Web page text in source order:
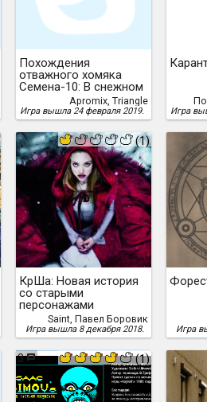
Похождения
отважного хомяка
Семена-10: В снежном
Apromix, Triangle
Игра вышла 24 февраля 2019. Игра
(1)
КрШа: Новая история
со старыми
персонажами
Saint, Павел Боровик
Игра вышла 8 декабря 2018. Игра
3 (1)